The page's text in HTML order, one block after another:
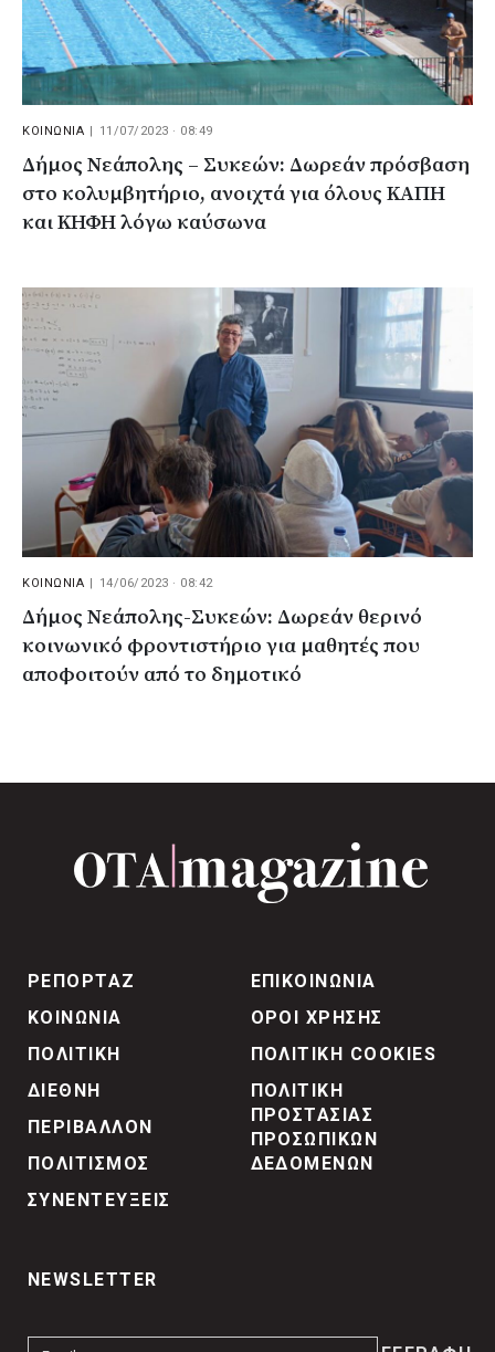
ΚΟΙΝΩΝΙΑ | 11/07/2023 · 08:49
Δήμος Νεάπολης – Συκεών: Δωρεάν πρόσβαση
στο κολυμβητήριο, ανοιχτά για όλους ΚΑΠΗ
και ΚΗΦΗ λόγω καύσωνα
ΚΟΙΝΩΝΙΑ | 14/06/2023 · 08:42
Δήμος Νεάπολης-Συκεών: Δωρεάν θερινό
κοινωνικό φροντιστήριο για μαθητές που
αποφοιτούν από το δημοτικό
ΡΕΠΟΡΤΑΖ
ΚΟΙΝΩΝΙΑ
ΠΟΛΙΤΙΚΗ
ΔΙΕΘΝΗ
ΠΕΡΙΒΑΛΛΟΝ
ΠΟΛΙΤΙΣΜΟΣ
ΣΥΝΕΝΤΕΥΞΕΙΣ
ΕΠΙΚΟΙΝΩΝΙΑ
ΟΡΟΙ ΧΡΗΣΗΣ
ΠΟΛΙΤΙΚΗ COOKIES
ΠΟΛΙΤΙΚΗ
ΠΡΟΣΤΑΣΙΑΣ
ΠΡΟΣΩΠΙΚΩΝ
ΔΕΔΟΜΕΝΩΝ
NEWSLETTER